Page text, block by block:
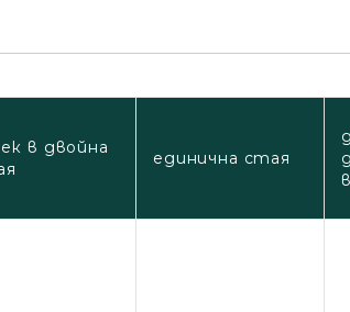
в двойна
единична стая